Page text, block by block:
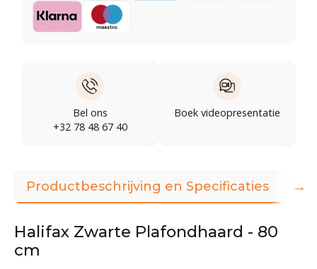
Bel ons
+32 78 48 67 40
Boek videopresentatie
Productbeschrijving en Specificaties
Halifax Zwarte Plafondhaard - 80
cm
→